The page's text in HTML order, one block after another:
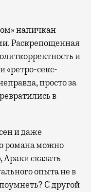
напичкан
Раскрепощенная
и
«ретро-секс-
просто за
в
и даже
романа можно
Араки сказать
опыта не в
С другой